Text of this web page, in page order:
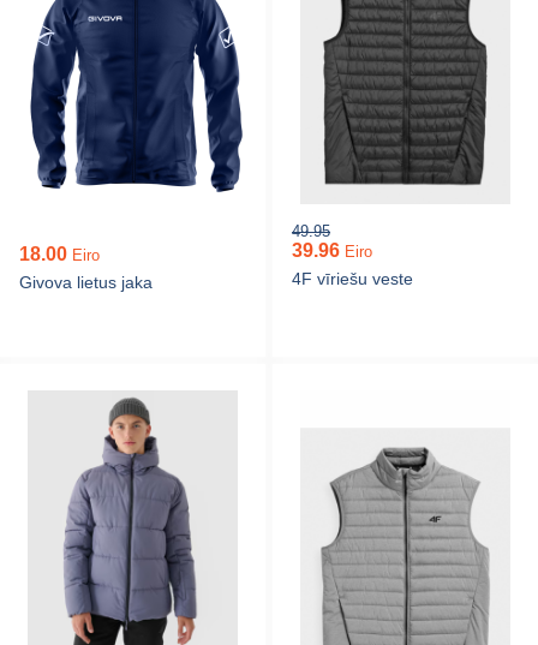
18.00 Eiro
Givova lietus jaka
49.95
39.96 Eiro
4F vīriešu veste